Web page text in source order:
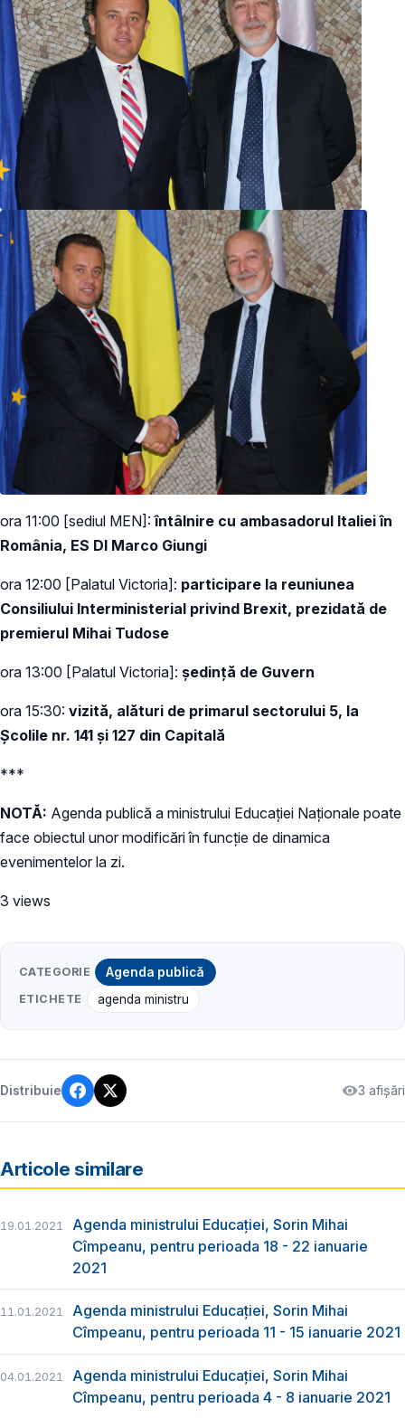
ora 11:00 [sediul MEN]: întâlnire cu ambasadorul Italiei în
România, ES Dl Marco Giungi
ora 12:00 [Palatul Victoria]: participare la reuniunea
Consiliului Interministerial privind Brexit, prezidată de
premierul Mihai Tudose
ora 13:00 [Palatul Victoria]: ședință de Guvern
ora 15:30: vizită, alături de primarul sectorului 5, la
Școlile nr. 141 și 127 din Capitală
***
NOTĂ: Agenda publică a ministrului Educației Naționale poate
face obiectul unor modificări în funcție de dinamica
evenimentelor la zi.
3 views
CATEGORIE Agenda publică
ETICHETE agenda ministru
Distribuie 3 afișări
Articole similare
19.01.2021
Agenda ministrului Educației, Sorin Mihai
Cîmpeanu, pentru perioada 18 - 22 ianuarie
2021
11.01.2021
Agenda ministrului Educației, Sorin Mihai
Cîmpeanu, pentru perioada 11 - 15 ianuarie 2021
04.01.2021
Agenda ministrului Educației, Sorin Mihai
Cîmpeanu, pentru perioada 4 - 8 ianuarie 2021